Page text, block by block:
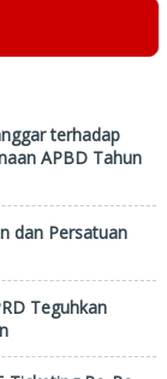
terhadap
APBD Tahun
dan Persatuan
Teguhkan